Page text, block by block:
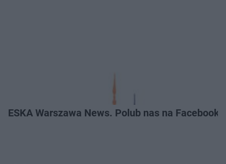
ESKA Warszawa News. Polub nas na